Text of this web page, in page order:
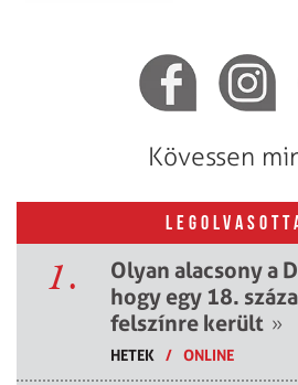
Kövessen
1.
Olyan alacsony a
hogy egy 18.
felszínre került »
HETEK / ONLINE